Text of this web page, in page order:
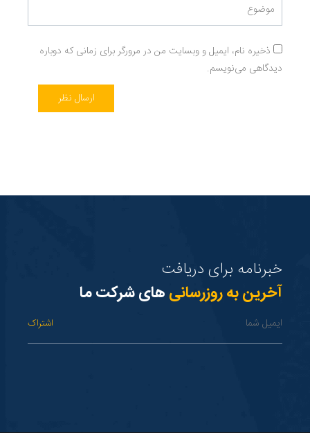
ذخیره نام، ایمیل و وبسایت من در مرورگر برای زمانی که دوباره
دیدگاهی می‌نویسم.
ارسال نظر
خبرنامه برای دریافت
آخرین به روزرسانیهای شرکت ما